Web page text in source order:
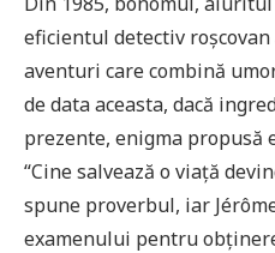
eficientul detectiv
aventuri care combină
de data aceasta, dacă
prezente, enigma propusă
“Cine salvează o viață
spune proverbul, iar
examenului pentru